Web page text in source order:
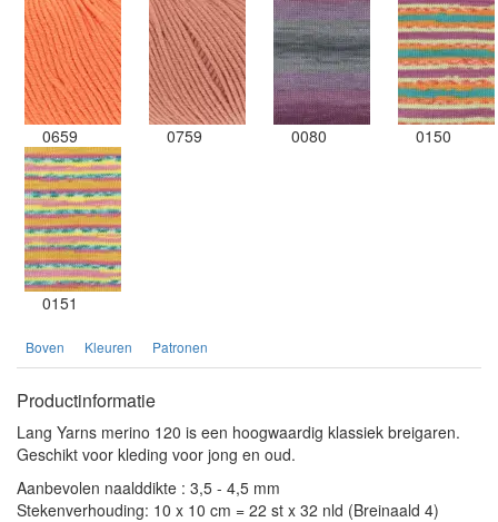
0659 0759 0080 0150
0151
Boven Kleuren Patronen
Productinformatie
Lang Yarns merino 120 is een hoogwaardig klassiek breigaren.
Geschikt voor kleding voor jong en oud.
Aanbevolen naalddikte : 3,5 - 4,5 mm
Stekenverhouding: 10 x 10 cm = 22 st x 32 nld (Breinaald 4)